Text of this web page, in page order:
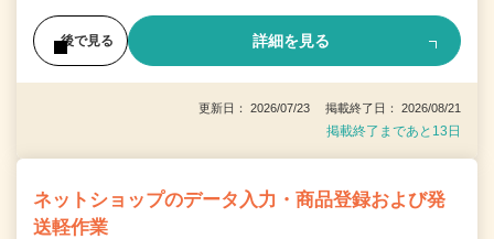
後で見る 詳細を見る
更新日： 2026/07/23 掲載終了日： 2026/08/21
掲載終了まであと13日
ネットショップのデータ入力・商品登録および発
送軽作業